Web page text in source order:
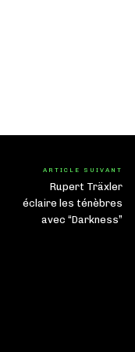
ARTICLE SUIVANT
Rupert Träxler
éclaire les ténèbres
avec “Darkness”